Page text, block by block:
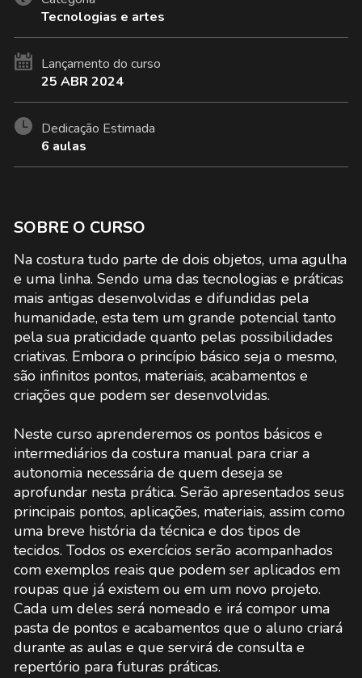
contando
que
você
se
inscreveu
neste
curso.se
inscreveu
se
inscreveu
Tecnologias e artes
Lançamento do curso
25 ABR 2024
Dedicação Estimada
6 aulas
SOBRE O CURSO
Na costura tudo parte de dois objetos, uma agulha
e uma linha. Sendo uma das tecnologias e práticas
mais antigas desenvolvidas e difundidas pela
humanidade, esta tem um grande potencial tanto
pela sua praticidade quanto pelas possibilidades
criativas. Embora o princípio básico seja o mesmo,
são infinitos pontos, materiais, acabamentos e
criações que podem ser desenvolvidas.
Neste curso aprenderemos os pontos básicos e
intermediários da costura manual para criar a
autonomia necessária de quem deseja se
aprofundar nesta prática. Serão apresentados seus
principais pontos, aplicações, materiais, assim como
uma breve história da técnica e dos tipos de
tecidos. Todos os exercícios serão acompanhados
com exemplos reais que podem ser aplicados em
roupas que já existem ou em um novo projeto.
Cada um deles será nomeado e irá compor uma
pasta de pontos e acabamentos que o aluno criará
durante as aulas e que servirá de consulta e
repertório para futuras práticas.